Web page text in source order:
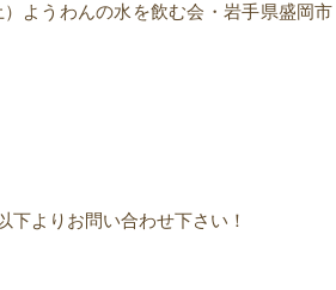
）ようわんの水を飲む会・岩手県盛岡
下よりお問い合わせ下さい！